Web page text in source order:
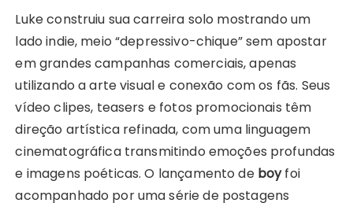
Luke construiu sua carreira solo mostrando um
lado indie, meio “depressivo-chique” sem apostar
em grandes campanhas comerciais, apenas
utilizando a arte visual e conexão com os fãs. Seus
vídeo clipes, teasers e fotos promocionais têm
direção artística refinada, com uma linguagem
cinematográfica transmitindo emoções profundas
e imagens poéticas. O lançamento de boyfoi
acompanhado por uma série de postagens